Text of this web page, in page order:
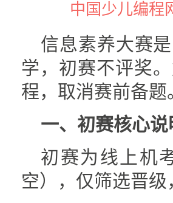
中国少儿编程
信息素养大赛
学，初赛不评奖
程，取消赛前备题
一、初赛核心说
初赛为线上机
空），仅筛选晋级